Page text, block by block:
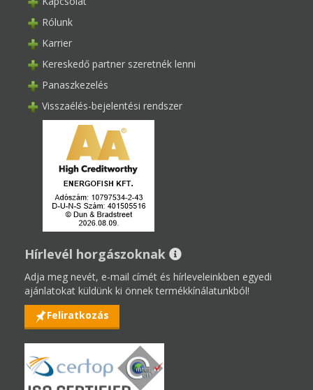
Rólunk
Karrier
Kereskedő partner szeretnék lenni
Panaszkezelés
Visszaélés-bejelentési rendszer
Hírlevél horgászoknak
Adja meg nevét, e-mail címét és hírleveleinkben egyedi
ajánlatokat küldünk ki önnek termékkínálatunkból!
Feliratkozás